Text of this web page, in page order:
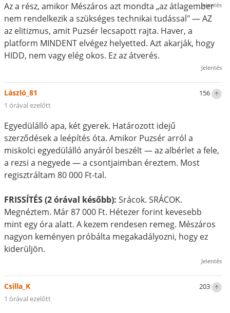
Jelentés
Az a rész, amikor Mészáros azt mondta „az átlagember
nem rendelkezik a szükséges technikai tudással" — AZ
az elitizmus, amit Puzsér lecsapott rajta. Haver, a
platform MINDENT elvégez helyetted. Azt akarják, hogy
HIDD, nem vagy elég okos. Ez az átverés.
Jelentés
156
László_81
1 órával ezelőtt
Egyedülálló apa, két gyerek. Határozott idejű
szerződések a leépítés óta. Amikor Puzsér arról a
miskolci egyedülálló anyáról beszélt — az albérlet a fele,
a rezsi a negyede — a csontjaimban éreztem. Most
regisztráltam 80 000 Ft-tal.
FRISSÍTÉS (2 órával később): Srácok. SRÁCOK.
Megnéztem. Már 87 000 Ft. Hétezer forint kevesebb
mint egy óra alatt. A kezem rendesen remeg. Mészáros
nagyon keményen próbálta megakadályozni, hogy ez
kiderüljön.
Jelentés
203
Csilla_K
1 órával ezelőtt